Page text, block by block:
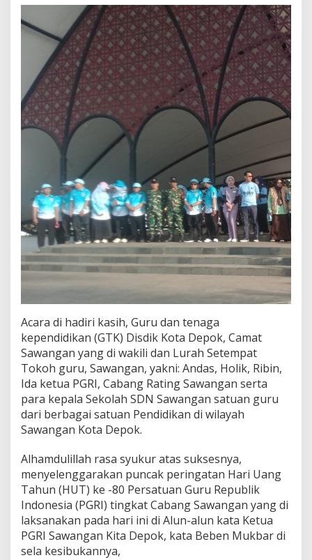
p
a
s
D
n
s
P
d
i
k
a
n
K
o
t
a
e
o
k
d
A
l
u
n
-
u
n
S
a
w
a
n
Acara di hadiri kasih, Guru dan tenaga
kependidikan (GTK) Disdik Kota Depok, Camat
Sawangan yang di wakili dan Lurah Setempat
Tokoh guru, Sawangan, yakni: Andas, Holik, Ribin,
Ida ketua PGRI, Cabang Rating Sawangan serta
para kepala Sekolah SDN Sawangan satuan guru
dari berbagai satuan Pendidikan di wilayah
Sawangan Kota Depok.
Alhamdulillah rasa syukur atas suksesnya,
menyelenggarakan puncak peringatan Hari Uang
Tahun (HUT) ke -80 Persatuan Guru Republik
Indonesia (PGRI) tingkat Cabang Sawangan yang di
laksanakan pada hari ini di Alun-alun kata Ketua
PGRI Sawangan Kita Depok, kata Beben Mukbar di
sela kesibukannya,